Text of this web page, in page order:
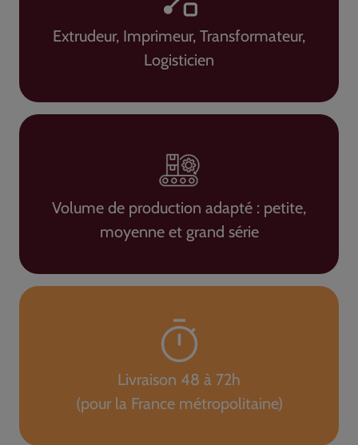
Extrudeur, Imprimeur, Transformateur,
Logisticien
Volume de production adapté : petite,
moyenne et grand série
Livraison 48 à 72h
(pour la France métropolitaine)